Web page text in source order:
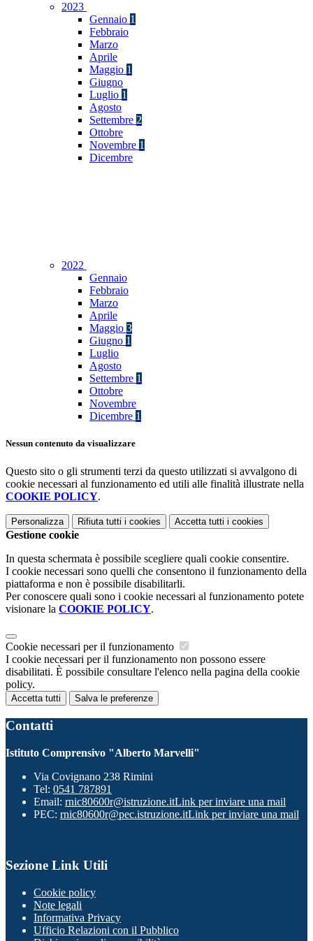
2023
Gennaio 1
Febbraio
Marzo
Aprile
Maggio 1
Giugno
Luglio 1
Agosto
Settembre 2
Ottobre
Novembre 1
Dicembre
2022
Gennaio
Febbraio
Marzo
Aprile
Maggio 3
Giugno 1
Luglio
Agosto
Settembre 1
Ottobre
Novembre
Dicembre 1
Nessun contenuto da visualizzare
Questo sito o gli strumenti terzi da questo utilizzati si avvalgono di
cookie necessari al funzionamento ed utili alle finalità illustrate nella
COOKIE POLICY.
Personalizza Rifiuta tutti i cookies Accetta tutti i cookies
Gestione cookie
In questa schermata è possibile scegliere quali cookie consentire.
I cookie necessari sono quelli che consentono il funzionamento della
piattaforma e non è possibile disabilitarli.
Per conoscere quali sono i cookie necessari al funzionamento potete
visionare la COOKIE POLICY.
Cookie necessari per il funzionamento
I cookie necessari per il funzionamento non possono essere
disabilitati. È possibile consultare l'elenco nella pagina della cookie
policy.
Accetta tutti Salva le preferenze
Contatti
Istituto Comprensivo "Alberto Marvelli"
Via Covignano 238 Rimini
Tel: 0541 787891
Email: rnic80600r@istruzione.itLink per inviare una mail
PEC: rnic80600r@pec.istruzione.itLink per inviare una mail
Sezione Link Utili
Cookie policy
Note legali
Informativa Privacy
Ufficio Relazioni con il Pubblico